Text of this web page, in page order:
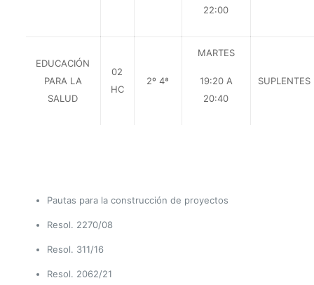
22:00
EDUCACIÓN
PARA LA
SALUD
02
HC
2º 4ª
MARTES
19:20 A
20:40
SUPLENTES
Pautas para la construcción de proyectos
Resol. 2270/08
Resol. 311/16
Resol. 2062/21